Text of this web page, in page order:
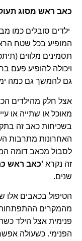
כאב ראש מסוג תעוקה
ילדים סובלים כמו
המופיע בכל שטח
תסמינים מלווים
ויכולה להופיע פעם
גם להמשך גם כמה
אצל חלק מהילדים
מאוכל או שתייה או
בשכיחות כאב זה
האחרונות מתרבות
לסבול מכאב דומה
זה נקרא 'כאב ראש
שנים.
הטיפול בכאבים אלו
מהמקרים ההתפתחות
פנימית אצל הילד
הפנימי. כשעולה